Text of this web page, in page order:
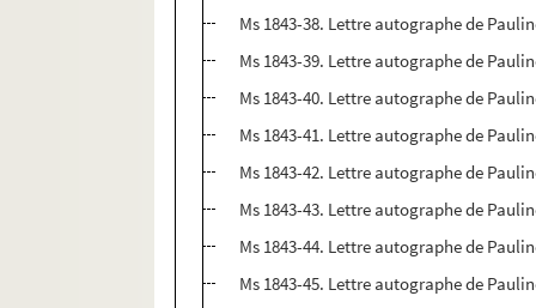
Ms 1843-38. Lettre autographe de
Ms 1843-39. Lettre autographe de
Ms 1843-40. Lettre autographe de
Ms 1843-41. Lettre autographe de
Ms 1843-42. Lettre autographe de
Ms 1843-43. Lettre autographe de
Ms 1843-44. Lettre autographe de
Ms 1843-45. Lettre autographe de